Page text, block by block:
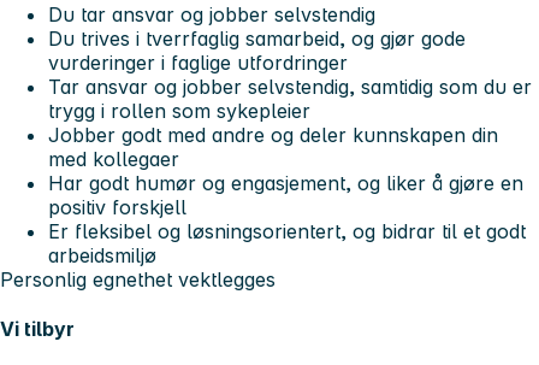
Du tar ansvar og jobber selvstendig
Du trives i tverrfaglig samarbeid, og gjør gode
vurderinger i faglige utfordringer
Tar ansvar og jobber selvstendig, samtidig som du er
trygg i rollen som sykepleier
Jobber godt med andre og deler kunnskapen din
med kollegaer
Har godt humør og engasjement, og liker å gjøre en
positiv forskjell
Er fleksibel og løsningsorientert, og bidrar til et godt
arbeidsmiljø
Personlig egnethet vektlegges
Vi tilbyr